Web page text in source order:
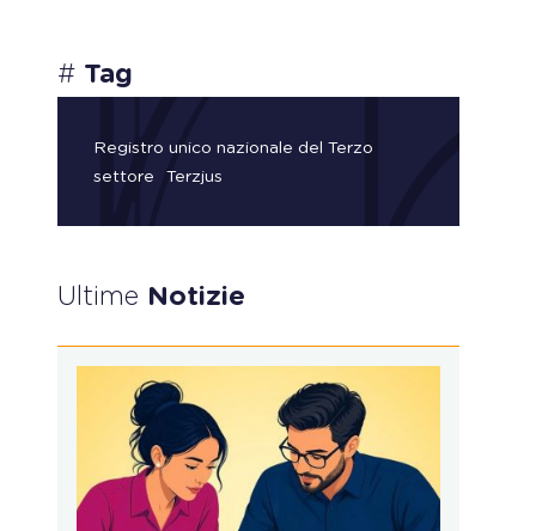
# Tag
Registro unico nazionale del Terzo
settore
Terzjus
Ultime Notizie